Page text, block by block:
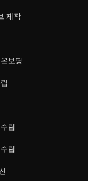
제작
보딩
립
립